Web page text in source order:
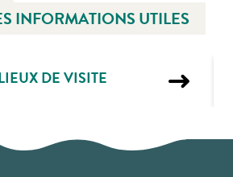
INFORMATIONS UTILES
DE VISITE